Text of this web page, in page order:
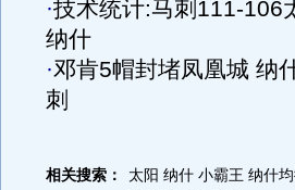
·技术统计:马刺111-106
纳什
·邓肯5帽封堵凤凰城 纳
刺
相关搜索： 太阳 纳什 小霸王 纳什